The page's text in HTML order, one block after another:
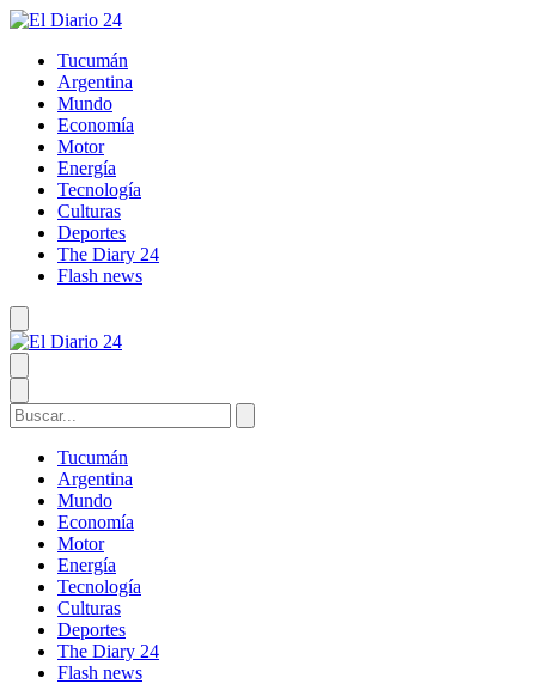
Tucumán
Argentina
Mundo
Economía
Motor
Energía
Tecnología
Culturas
Deportes
The Diary 24
Flash news
Tucumán
Argentina
Mundo
Economía
Motor
Energía
Tecnología
Culturas
Deportes
The Diary 24
Flash news